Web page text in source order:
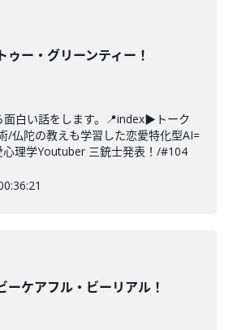
トゥー・グリーンティー！
面白い話をします。📍index▶トーク
/仏陀の教えも学習した恋愛特化型AI=
理学Youtuber 三銃士発表！/#104
ーケアフル・ビーリアル！